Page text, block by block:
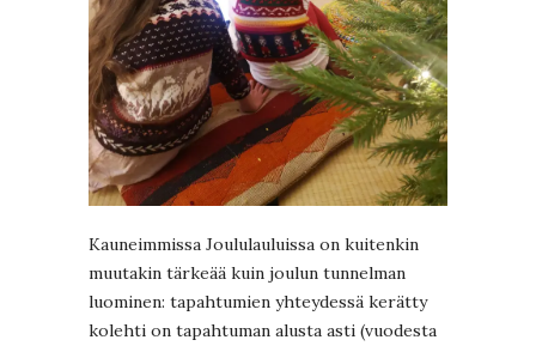
Kauneimmissa Joululauluissa on kuitenkin
muutakin tärkeää kuin joulun tunnelman
luominen: tapahtumien yhteydessä kerätty
kolehti on tapahtuman alusta asti (vuodesta